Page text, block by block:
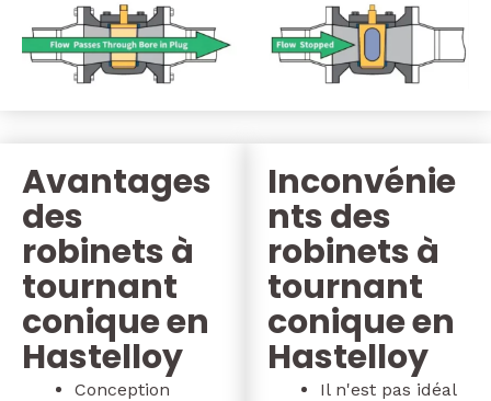
Avantages
des
robinets à
tournant
conique en
Hastelloy
Conception
Inconvénie
nts des
robinets à
tournant
conique en
Hastelloy
Il n'est pas idéal